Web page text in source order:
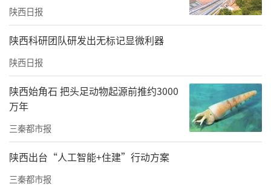
摇”“三个没有变”，落实“对各类市场主体
一视同仁”要求，深化金融供给侧结构性改
革，增加民营企业信贷投放。进一步发挥货币
政策工具引导作用，畅通货币政策传导，引导
增加民营经济发展重点领域的融资供给，支持
科创型民营企业发展。
在发挥多层次资本市场作用方面，《若干措
施》强调推进使用民营企业债券融资支持工
具，鼓励央地合作增信，支持民营企业债券融
陕西日报
陕西科研团队研发出无标记显微利器
陕西日报
陕西始角石 把头足动物起源前推约3000
万年
三秦都市报
陕西出台“人工智能+住建”行动方案
三秦都市报